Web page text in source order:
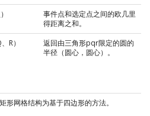
事件点和选定点之间的欧几里
得距离之和。
R）
返回由三角形pqr限定的圆的
半径（圆心，圆心）。
矩形网格结构为基于四边形的方法。